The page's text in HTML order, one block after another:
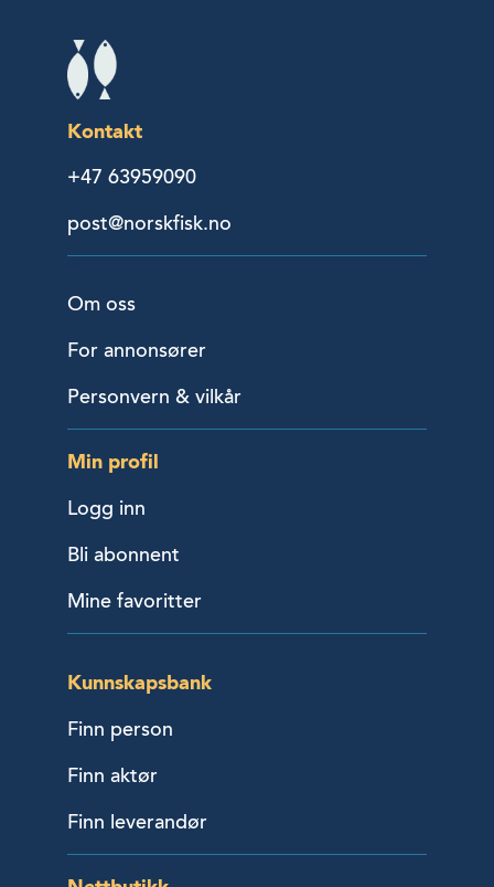
Kontakt
+47 63959090
post@norskfisk.no
Om oss
For annonsører
Personvern & vilkår
Min profil
Logg inn
Bli abonnent
Mine favoritter
Kunnskapsbank
Finn person
Finn aktør
Finn leverandør